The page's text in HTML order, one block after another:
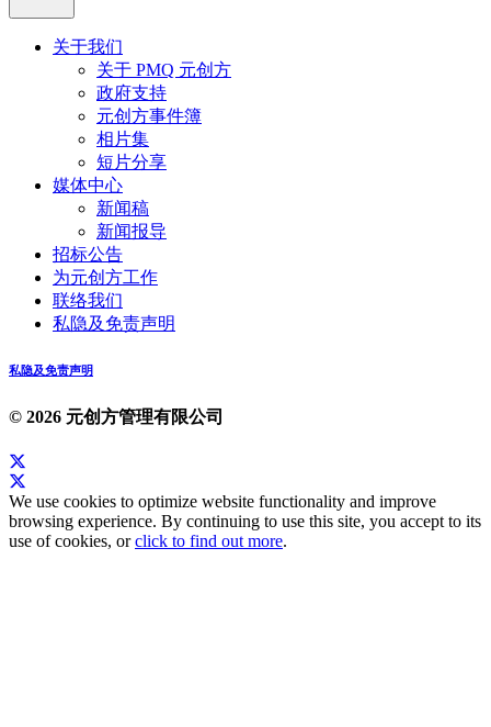
关于我们
关于 PMQ 元创方
政府支持
元创方事件簿
相片集
短片分享
媒体中心
新闻稿
新闻报导
招标公告
为元创方工作
联络我们
私隐及免责声明
私隐及免责声明
© 2026 元创方管理有限公司
We use cookies to optimize website functionality and improve
browsing experience. By continuing to use this site, you accept to its
use of cookies, orclick to find out more.